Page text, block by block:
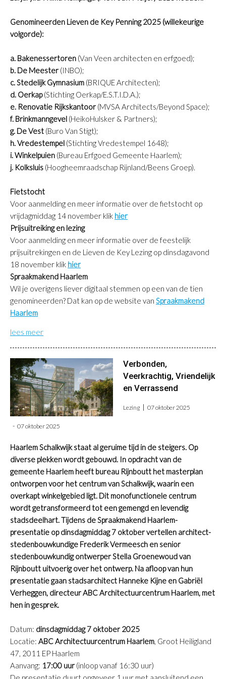
Genomineerden Lieven de Key Penning 2025 (willekeurige
volgorde):
a. Bakenessertoren (Van Veen architecten en erfgoed);
b. De Meester (INBO);
c. Stedelijk Gymnasium (BRIQUE Architecten);
d. Oerkap(Stichting Oerkap/E.S.T.I.D.A.);
e. Renovatie Rijkskantoor (MVSA Architects/Beyond Space);
f. Brinkmanngevel (HeikoHulsker & Partners);
g. De Vest (Buro Van Stigt);
h.Vredestempel (Stichting Vredestempel 1648);
i.Winkelpuien (Bureau Erfgoed Gemeente Haarlem);
j. Kolksluis (Hoogheemraadschap Rijnland/Beens Groep).
Fietstocht
Voor aanmelding en meer informatie over de fietstocht op
vrijdagmiddag 14 november klik hier
Prijsuitreiking en lezing
Voor aanmelding en meer informatie over de feestelijk
prijsuitrekingen en de Lieven de Key Lezing op dinsdagavond
18 november klik hier
Spraakmakend Haarlem
Wil je overigens liever digitaal stemmen op een van de tien
genomineerden? Dat kan op de website van Spraakmakend
Haarlem
lees meer
Verbonden,
Veerkrachtig, Vriendelijk
en Verrassend
Lezing 07 oktober 2025
07 oktober 2025
Haarlem Schalkwijk staat al geruime tijd in de steigers. Op
diverse plekken wordt gebouwd. In opdracht van de
gemeente Haarlem heeft bureau Rijnboutt het masterplan
ontworpen voor het centrum van Schalkwijk, waarin een
overkapt winkelgebied ligt. Dit monofunctionele centrum
wordt getransformeerd tot een gemengd en levendig
stadsdeelhart. Tijdens de Spraakmakend Haarlem-
presentatie op dinsdagmiddag 7 oktober vertellen architect-
stedenbouwkundige Frederik Vermeesch en senior
stedenbouwkundig ontwerper Stella Groenewoud van
Rijnboutt uitvoerig over het ontwerp. Na afloop van hun
presentatie gaan stadsarchitect Hanneke Kijne en Gabriël
Verheggen, directeur ABC Architectuurcentrum Haarlem, met
hen in gesprek.
Datum: dinsdagmiddag 7 oktober 2025
Locatie: ABC Architectuurcentrum Haarlem, Groot Heiligland
47, 2011 EP Haarlem
Aanvang: 17:00 uur (inloop vanaf 16:30 uur)